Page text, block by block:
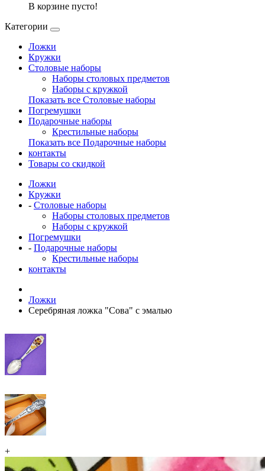
В корзине пусто!
Категории
Ложки
Кружки
Столовые наборы
Наборы столовых предметов
Наборы с кружкой
Показать все Столовые наборы
Погремушки
Подарочные наборы
Крестильные наборы
Показать все Подарочные наборы
контакты
Товары со скидкой
Ложки
Кружки
- Столовые наборы
Наборы столовых предметов
Наборы с кружкой
Погремушки
- Подарочные наборы
Крестильные наборы
контакты
Ложки
Серебряная ложка "Сова" с эмалью
+